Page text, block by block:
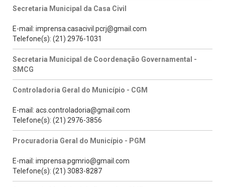
Secretaria Municipal da Casa Civil
E-mail: imprensa.casacivil.pcrj@gmail.com
Telefone(s): (21) 2976-1031
Secretaria Municipal de Coordenação Governamental -
SMCG
Controladoria Geral do Município - CGM
E-mail: acs.controladoria@gmail.com
Telefone(s): (21) 2976-3856
Procuradoria Geral do Município - PGM
E-mail: imprensa.pgmrio@gmail.com
Telefone(s): (21) 3083-8287